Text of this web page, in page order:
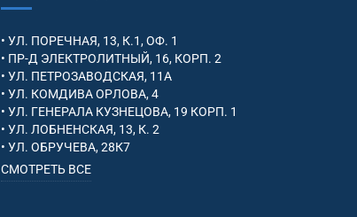
• УЛ. ПОРЕЧНАЯ, 13, К.1, ОФ. 1
• ПР-Д ЭЛЕКТРОЛИТНЫЙ, 16, КОРП. 2
• УЛ. ПЕТРОЗАВОДСКАЯ, 11А
• УЛ. КОМДИВА ОРЛОВА, 4
• УЛ. ГЕНЕРАЛА КУЗНЕЦОВА, 19 КОРП. 1
• УЛ. ЛОБНЕНСКАЯ, 13, К. 2
• УЛ. ОБРУЧЕВА, 28К7
СМОТРЕТЬ ВСЕ